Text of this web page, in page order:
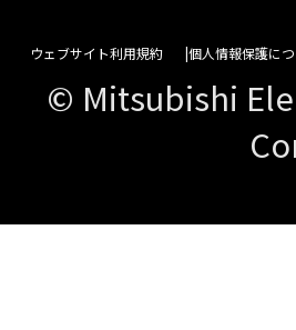
ウェブサイト利用規約 個人情報保護に
© Mitsubishi